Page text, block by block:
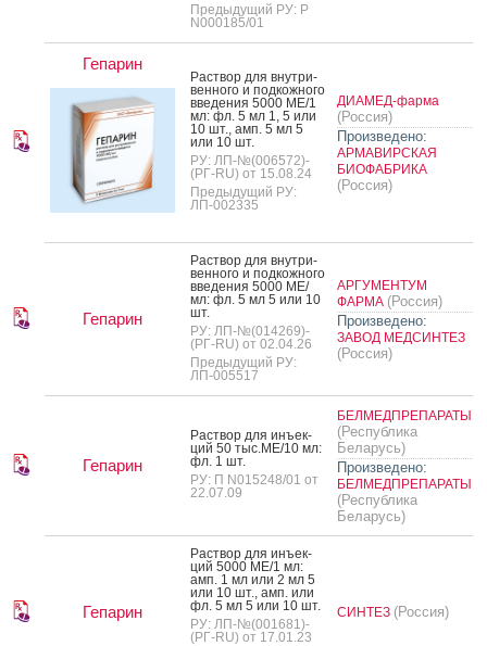
Предыдущий РУ: Р
N000185/01
Гепарин
Рас­твор для внут­ри­
вен­но­го и под­кожно­го
вве­дения 5000 МЕ/1
мл: фл. 5 мл 1, 5 или
10 шт., амп. 5 мл 5
или 10 шт.
РУ: ЛП-№(006572)-
(РГ-RU) от 15.08.24
Предыдущий РУ:
ЛП-002335
ДИАМЕД-фарма
(Россия)
Произведено:
АРМАВИРСКАЯ
БИОФАБРИКА
(Россия)
Гепарин
Рас­твор для внут­ри­
вен­но­го и под­кожно­го
вве­дения 5000 МЕ/
мл: фл. 5 мл 5 или 10
шт.
РУ: ЛП-№(014269)-
(РГ-RU) от 02.04.26
Предыдущий РУ:
ЛП-005517
АРГУМЕНТУМ
ФАРМА (Россия)
Произведено:
ЗАВОД МЕДСИНТЕЗ
(Россия)
Гепарин
Рас­твор для инъ­ек­
ций 50 тыс.МЕ/10 мл:
фл. 1 шт.
РУ: П N015248/01 от
22.07.09
БЕЛМЕДПРЕПАРАТЫ
(Республика
Беларусь)
Произведено:
БЕЛМЕДПРЕПАРАТЫ
(Республика
Беларусь)
Гепарин
Рас­твор для инъ­ек­
ций 5000 МЕ/1 мл:
амп. 1 мл или 2 мл 5
или 10 шт., амп. или
фл. 5 мл 5 или 10 шт.
РУ: ЛП-№(001681)-
(РГ-RU) от 17.01.23
СИНТЕЗ (Россия)